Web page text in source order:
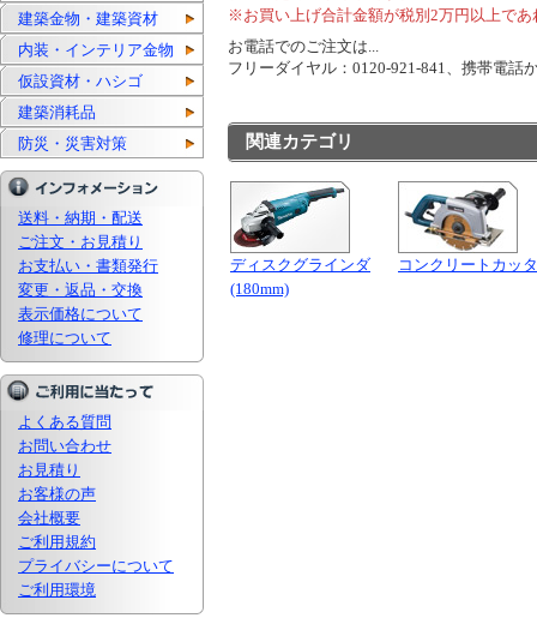
建築金物・建築資材
内装・インテリア金物
仮設資材・ハシゴ
建築消耗品
防災・災害対策
送料・納期・配送
ご注文・お見積り
お支払い・書類発行
変更・返品・交換
表示価格について
修理について
よくある質問
お問い合わせ
お見積り
お客様の声
会社概要
ご利用規約
プライバシーについて
ご利用環境
※お買い上げ合計金額が税別2万円以上で
お電話でのご注文は...
フリーダイヤル：0120-921-841、携帯電
関連カテゴリ
ディスクグラインダ
(180mm)
コンクリートカッ